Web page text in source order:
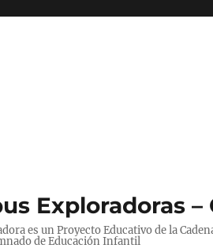
Exploradoras
es un Proyecto Educativo de la
de Educación Infantil